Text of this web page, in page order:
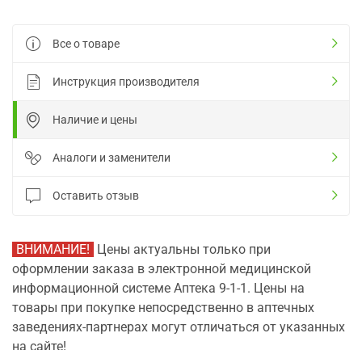
Все о товаре
Инструкция производителя
Наличие и цены
Аналоги и заменители
Оставить отзыв
ВНИМАНИЕ! Цены актуальны только при
оформлении заказа в электронной медицинской
информационной системе Аптека 9-1-1. Цены на
товары при покупке непосредственно в аптечных
заведениях-партнерах могут отличаться от указанных
на сайте!